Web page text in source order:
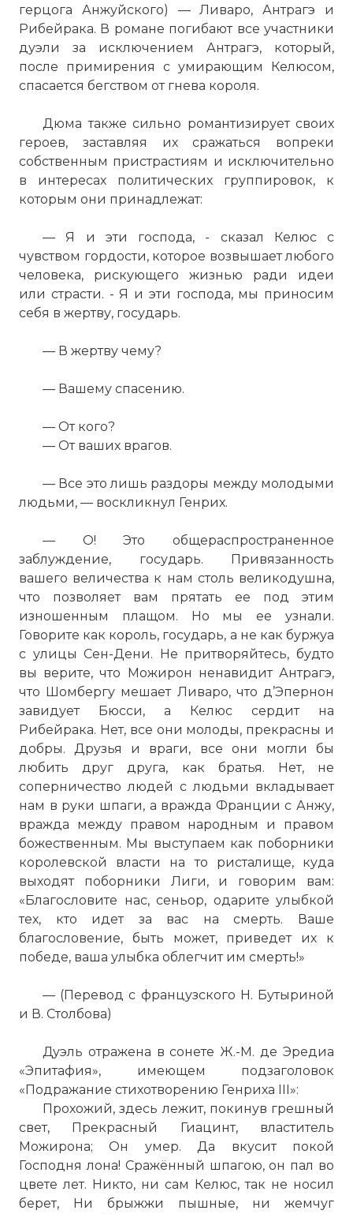
герцога Анжуйского) — Ливаро, Антрагэ и
Рибейрака. В романе погибают все участники
дуэли за исключением Антрагэ, который,
после примирения с умирающим Келюсом,
спасается бегством от гнева короля.
Дюма также сильно романтизирует своих
героев, заставляя их сражаться вопреки
собственным пристрастиям и исключительно
в интересах политических группировок, к
которым они принадлежат:
— Я и эти господа, - сказал Келюс с
чувством гордости, которое возвышает любого
человека, рискующего жизнью ради идеи
или страсти. - Я и эти господа, мы приносим
себя в жертву, государь.
— В жертву чему?
— Вашему спасению.
— От кого?
— От ваших врагов.
— Все это лишь раздоры между молодыми
людьми, — воскликнул Генрих.
— О! Это общераспространенное
заблуждение, государь. Привязанность
вашего величества к нам столь великодушна,
что позволяет вам прятать ее под этим
изношенным плащом. Но мы ее узнали.
Говорите как король, государь, а не как буржуа
с улицы Сен-Дени. Не притворяйтесь, будто
вы верите, что Можирон ненавидит Антрагэ,
что Шомбергу мешает Ливаро, что д’Эпернон
завидует Бюсси, а Келюс сердит на
Рибейрака. Нет, все они молоды, прекрасны и
добры. Друзья и враги, все они могли бы
любить друг друга, как братья. Нет, не
соперничество людей с людьми вкладывает
нам в руки шпаги, а вражда Франции с Анжу,
вражда между правом народным и правом
божественным. Мы выступаем как поборники
королевской власти на то ристалище, куда
выходят поборники Лиги, и говорим вам:
«Благословите нас, сеньор, одарите улыбкой
тех, кто идет за вас на смерть. Ваше
благословение, быть может, приведет их к
победе, ваша улыбка облегчит им смерть!»
— (Перевод с французского Н. Бутыриной
и В. Столбова)
Дуэль отражена в сонете Ж.-М. де Эредиа
«Эпитафия», имеющем подзаголовок
«Подражание стихотворению Генриха III»:
Прохожий, здесь лежит, покинув грешный
свет, Прекрасный Гиацинт, властитель
Можирона; Он умер. Да вкусит покой
Господня лона! Сражённый шпагою, он пал во
цвете лет. Никто, ни сам Келюс, так не носил
берет, Ни брыжжи пышные, ни жемчуг
☓
ТОП 5 САМЫХ ИЗВЕСТНЫХ ДУЭЛЕЙ В МИРЕ
Комментарий:
Проверочный код:
Вернуться в статью: Дуэль миньйонов